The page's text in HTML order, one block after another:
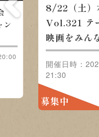
ン
8/22（土）
Vol.321 テ
映画をみん
開催日時：
21:30
募集中